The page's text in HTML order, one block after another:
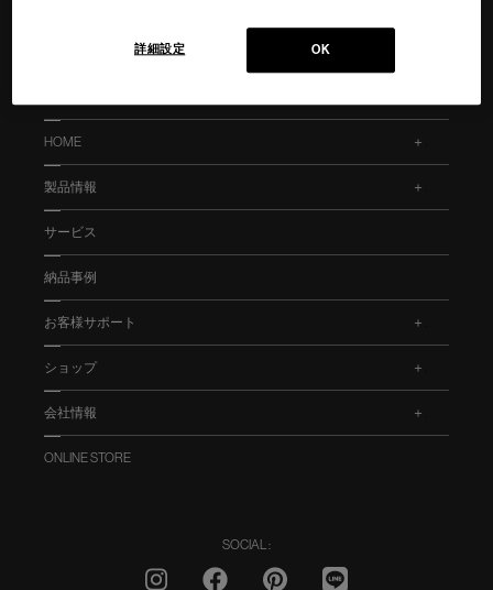
PROFESSIONAL
HOME
製品情報
サービス
納品事例
お客様サポート
ショップ
会社情報
ONLINE STORE
SOCIAL :
OK
詳細設定